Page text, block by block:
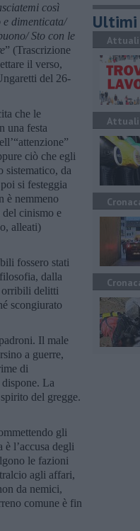
così
e dimenticata/
Sto con le
” (Trascrizione
il verso,
del 26-
che le
una festa
ciò che egli
sistematico, da
si festeggia
è nemmeno
del cinismo e
alleati)
fossero stati
dalla
orribili delitti
scongiurato
Il male
a guerre,
di
La
del gregge.
gli
l’accusa degli
le fazioni
agli affari,
da nemici,
comune è fin